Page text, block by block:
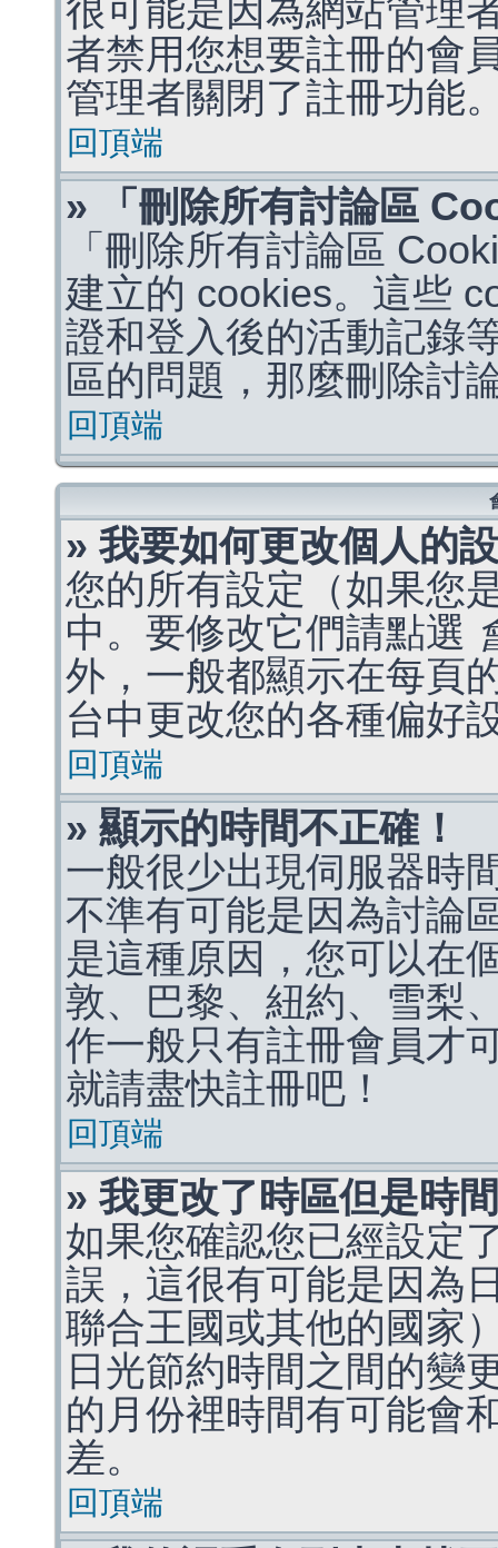
很可能是因為網站管理
者禁用您想要註冊的會
管理者關閉了註冊功能
回頂端
» 「刪除所有討論區
「刪除所有討論區
建立的 cookies。這些
證和登入後的活動記錄
區的問題，那麼刪除討
回頂端
» 我要如何更改個人的
您的所有設定（如果您
中。要修改它們請點選
外，一般都顯示在每頁
台中更改您的各種偏好
回頂端
» 顯示的時間不正確！
一般很少出現伺服器時
不準有可能是因為討論
是這種原因，您可以在
敦、巴黎、紐約、雪梨
作一般只有註冊會員才
就請盡快註冊吧！
回頂端
» 我更改了時區但是時
如果您確認您已經設定
誤，這很有可能是因為
聯合王國或其他的國家
日光節約時間之間的變
的月份裡時間有可能會
差。
回頂端